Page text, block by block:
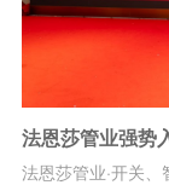
法恩莎管业强势
法恩莎管业·开关、